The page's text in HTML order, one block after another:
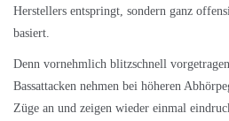
Herstellers entspringt, sondern ganz
basiert.
Denn vornehmlich blitzschnell
Bassattacken nehmen bei höheren
Züge an und zeigen wieder einmal